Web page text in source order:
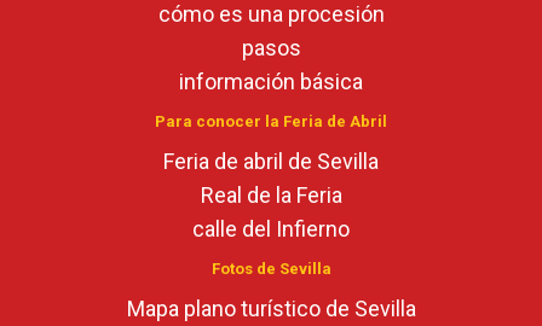
cómo es una procesión
pasos
información básica
Para conocer la Feria de Abril
Feria de abril de Sevilla
Real de la Feria
calle del Infierno
Fotos de Sevilla
Mapa plano turístico de Sevilla